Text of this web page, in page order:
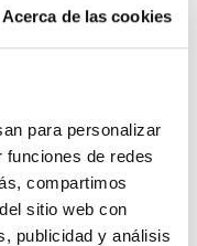
Acerca de las cookies
para personalizar
de redes
compartimos
sitio web con
publicidad y análisis
ropa de cama con
se hace más
de gas, se hace
días de invierno.
de la nueva colección de
algunas cosas. O
una imagen renovada de